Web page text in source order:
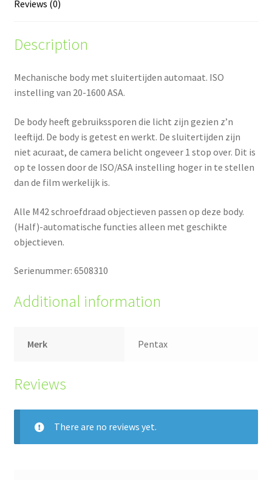
Reviews (0)
Description
Mechanische body met sluitertijden automaat. ISO
instelling van 20-1600 ASA.
De body heeft gebruikssporen die licht zijn gezien z’n
leeftijd. De body is getest en werkt. De sluitertijden zijn
niet acuraat, de camera belicht ongeveer 1 stop over. Dit is
op te lossen door de ISO/ASA instelling hoger in te stellen
dan de film werkelijk is.
Alle M42 schroefdraad objectieven passen op deze body.
(Half)-automatische functies alleen met geschikte
objectieven.
Serienummer: 6508310
Additional information
Merk Pentax
Reviews
There are no reviews yet.